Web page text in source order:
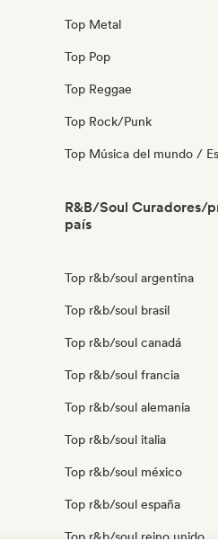
Top Metal
Top Pop
Top Reggae
Top Rock/Punk
Top Música del mundo /
R&B/Soul Curadores/
país
Top r&b/soul argentina
Top r&b/soul brasil
Top r&b/soul canadá
Top r&b/soul francia
Top r&b/soul alemania
Top r&b/soul italia
Top r&b/soul méxico
Top r&b/soul españa
Top r&b/soul reino unido